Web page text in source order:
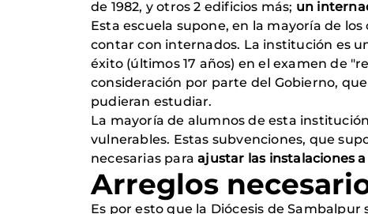
de 1982, y otros 2 edificios más; un
Esta escuela supone, en la mayoría de los
contar con internados. La institución es
éxito (últimos 17 años) en el examen de
consideración por parte del Gobierno,
pudieran estudiar.
La mayoría de alumnos de esta institución
vulnerables. Estas subvenciones, que
necesarias paraajustar las instalaciones
Arreglos
Es por esto que la Diócesis de